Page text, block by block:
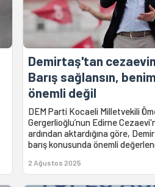
Demirtaş'tan
Barış sağlansın,
önemli değil
DEM Parti Kocaeli Milletvekili
Gergerlioğlu’nun Edirne
ardından aktardığına göre,
barış konusunda önemli
2 Ağustos 2025